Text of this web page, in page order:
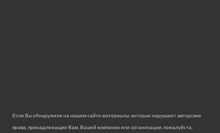
Если Вы обнаружили на нашем сайте материалы, которые нарушают авторские
права, принадлежащие Вам, Вашей компании или организации, пожалуйста,